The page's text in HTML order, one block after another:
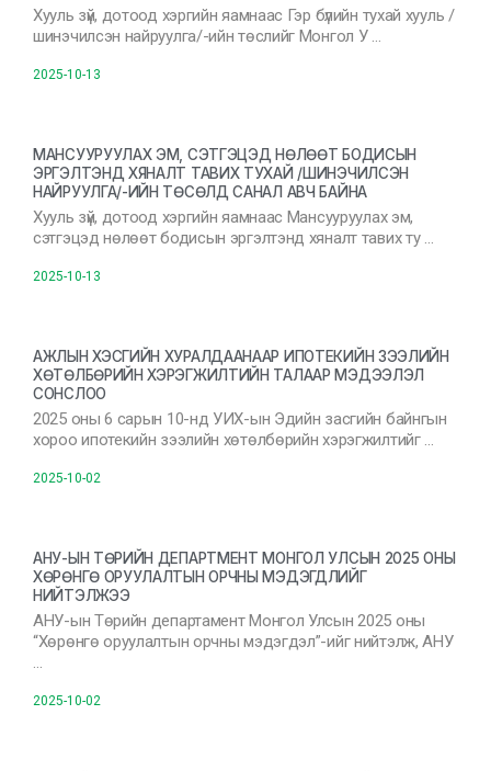
Хууль зүй, дотоод хэргийн яамнаас Гэр бүлийн тухай хууль /
шинэчилсэн найруулга/-ийн төслийг Монгол У …
2025-10-13
МАНСУУРУУЛАХ ЭМ, СЭТГЭЦЭД НӨЛӨӨТ БОДИСЫН
ЭРГЭЛТЭНД ХЯНАЛТ ТАВИХ ТУХАЙ /ШИНЭЧИЛСЭН
НАЙРУУЛГА/-ИЙН ТӨСӨЛД САНАЛ АВЧ БАЙНА
Хууль зүй, дотоод хэргийн яамнаас Мансууруулах эм,
сэтгэцэд нөлөөт бодисын эргэлтэнд хяналт тавих ту …
2025-10-13
АЖЛЫН ХЭСГИЙН ХУРАЛДААНААР ИПОТЕКИЙН ЗЭЭЛИЙН
ХӨТӨЛБӨРИЙН ХЭРЭГЖИЛТИЙН ТАЛААР МЭДЭЭЛЭЛ
СОНСЛОО
2025 оны 6 сарын 10-нд УИХ-ын Эдийн засгийн байнгын
хороо ипотекийн зээлийн хөтөлбөрийн хэрэгжилтийг …
2025-10-02
АНУ-ЫН ТӨРИЙН ДЕПАРТМЕНТ МОНГОЛ УЛСЫН 2025 ОНЫ
ХӨРӨНГӨ ОРУУЛАЛТЫН ОРЧНЫ МЭДЭГДЛИЙГ
НИЙТЭЛЖЭЭ
АНУ-ын Төрийн департамент Монгол Улсын 2025 оны
“Хөрөнгө оруулалтын орчны мэдэгдэл”-ийг нийтэлж, АНУ
…
2025-10-02